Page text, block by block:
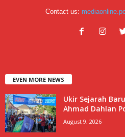
Contact us:
EVEN MORE NEWS
Ukir Sejarah
Ahmad Dahlan
August 9, 2026